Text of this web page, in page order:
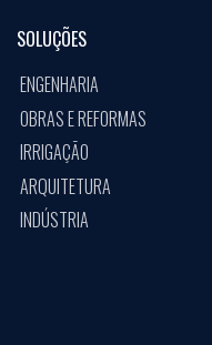
SOLUÇÕES
ENGENHARIA
OBRAS E REFORMAS
IRRIGAÇÃO
ARQUITETURA
INDÚSTRIA